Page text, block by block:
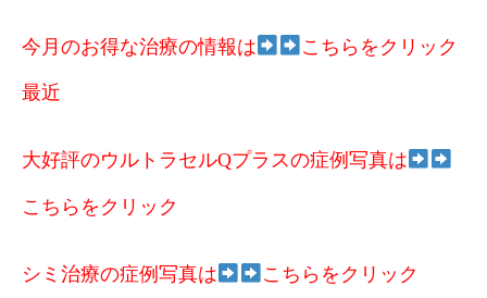
今月のお得な治療の情報は こちらをクリック
最近
大好評のウルトラセルQプラスの症例写真は
こちらをクリック
シミ治療の症例写真は こちらをクリック